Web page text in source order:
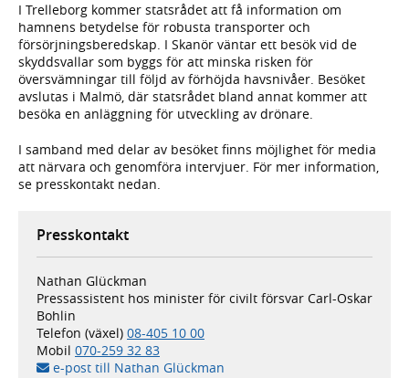
I Trelleborg kommer statsrådet att få information om
hamnens betydelse för robusta transporter och
försörjningsberedskap. I Skanör väntar ett besök vid de
skyddsvallar som byggs för att minska risken för
översvämningar till följd av förhöjda havsnivåer. Besöket
avslutas i Malmö, där statsrådet bland annat kommer att
besöka en anläggning för utveckling av drönare.
I samband med delar av besöket finns möjlighet för media
att närvara och genomföra intervjuer. För mer information,
se presskontakt nedan.
Presskontakt
Nathan Glückman
Pressassistent hos minister för civilt försvar Carl-Oskar
Bohlin
Telefon (växel) 08-405 10 00
Mobil 070-259 32 83
e-post till Nathan Glückman